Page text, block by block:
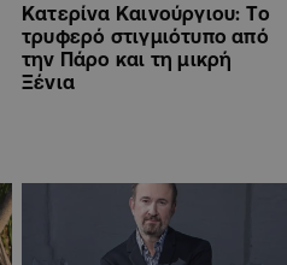
Κατερίνα Καινούργιου: Tο
τρυφερό στιγμιότυπο από
την Πάρο και τη μικρή
Ξένια